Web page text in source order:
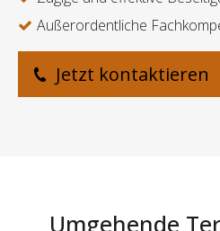
Außerordentliche
Jetzt kontaktieren
Umgehende